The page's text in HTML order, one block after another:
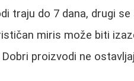
traju do 7 dana, drugi
miris može biti
Dobri proizvodi ne